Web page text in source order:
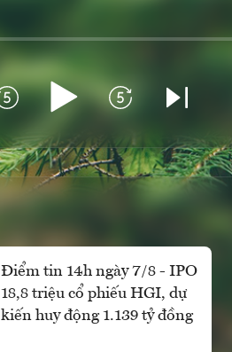
Điểm tin 14h ngày 7/8 - IPO
18,8 triệu cổ phiếu HGI, dự
kiến huy động 1.139 tỷ đồng